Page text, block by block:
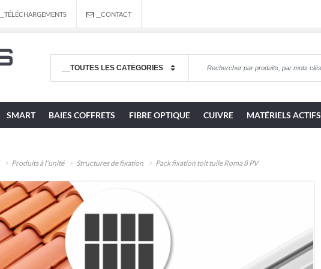
__TÉLÉCHARGEMENTS __CONTACT
SMART BAIES COFFRETS FIBRE OPTIQUE CUIVRE MATÉRIELS ACTIFS
Produits à l'unité Structures de fixation Pack fixation toit tuile Roma 8 PV